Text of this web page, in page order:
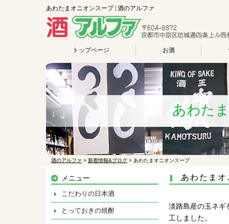
あわたまオニオンスープ | 酒のアルファ
トップページ お酒
あわた
酒のアルファ > 新着情報&ブログ > あわたまオニオンスープ
あわたま
淡路島産の玉ネギ
工しました。
メニュー
こだわりの日本酒
とっておきの焼酎